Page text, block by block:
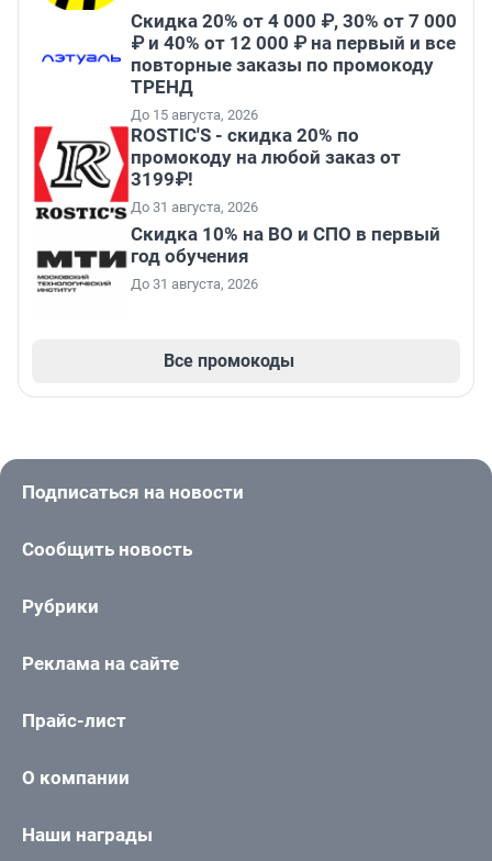
Скидка 20% от 4 000 ₽, 30% от 7 000
₽ и 40% от 12 000 ₽ на первый и все
повторные заказы по промокоду
ТРЕНД
До 15 августа, 2026
ROSTIC'S - скидка 20% по
промокоду на любой заказ от
3199₽!
До 31 августа, 2026
Скидка 10% на ВО и СПО в первый
год обучения
До 31 августа, 2026
Все промокоды
Подписаться на новости
Сообщить новость
Рубрики
Реклама на сайте
Прайс-лист
О компании
Наши награды